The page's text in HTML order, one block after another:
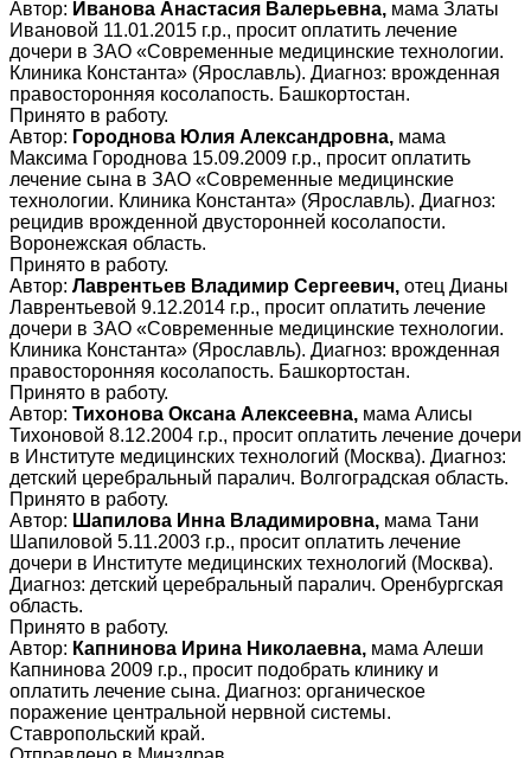
Автор: Иванова Анастасия Валерьевна, мама Златы
Ивановой 11.01.2015 г.р., просит оплатить лечение
дочери в ЗАО «Современные медицинские технологии.
Клиника Константа» (Ярославль). Диагноз: врожденная
правосторонняя косолапость. Башкортостан.
Принято в работу.
Автор: Городнова Юлия Александровна, мама
Максима Городнова 15.09.2009 г.р., просит оплатить
лечение сына в ЗАО «Современные медицинские
технологии. Клиника Константа» (Ярославль). Диагноз:
рецидив врожденной двусторонней косолапости.
Воронежская область.
Принято в работу.
Автор: Лаврентьев Владимир Сергеевич, отец Дианы
Лаврентьевой 9.12.2014 г.р., просит оплатить лечение
дочери в ЗАО «Современные медицинские технологии.
Клиника Константа» (Ярославль). Диагноз: врожденная
правосторонняя косолапость. Башкортостан.
Принято в работу.
Автор: Тихонова Оксана Алексеевна, мама Алисы
Тихоновой 8.12.2004 г.р., просит оплатить лечение дочери
в Институте медицинских технологий (Москва). Диагноз:
детский церебральный паралич. Волгоградская область.
Принято в работу.
Автор: Шапилова Инна Владимировна, мама Тани
Шапиловой 5.11.2003 г.р., просит оплатить лечение
дочери в Институте медицинских технологий (Москва).
Диагноз: детский церебральный паралич. Оренбургская
область.
Принято в работу.
Автор: Капнинова Ирина Николаевна, мама Алеши
Капнинова 2009 г.р., просит подобрать клинику и
оплатить лечение сына. Диагноз: органическое
поражение центральной нервной системы.
Ставропольский край.